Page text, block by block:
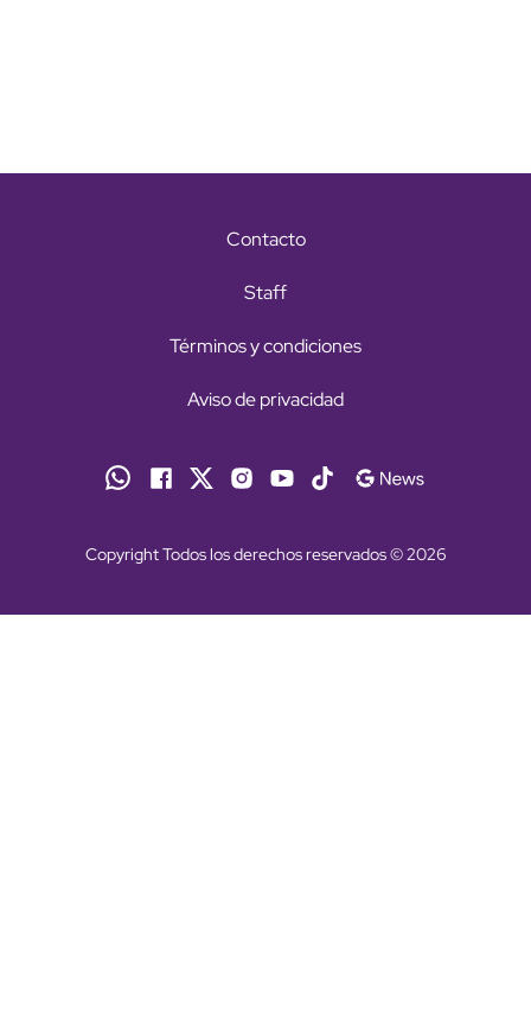
Contacto
Staff
Términos y condiciones
Aviso de privacidad
Copyright Todos los derechos reservados © 2026